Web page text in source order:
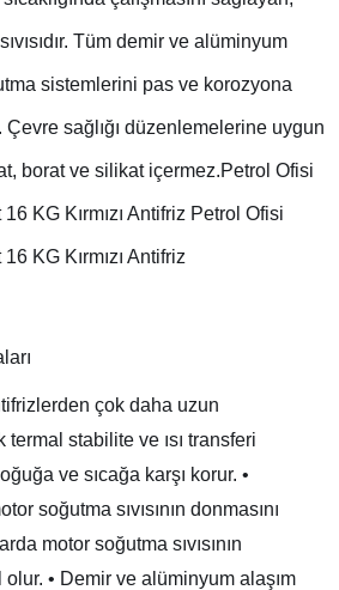
Tüm demir ve alüminyum
sistemlerini pas ve korozyona
Çevre sağlığı düzenlemelerine uygun
borat ve silikat içermez.Petrol Ofisi
KG Kırmızı Antifriz Petrol Ofisi
KG Kırmızı Antifriz
çok daha uzun
termal stabilite ve ısı transferi
ve sıcağa karşı korur. •
soğutma sıvısının donmasını
motor soğutma sıvısının
olur. • Demir ve alüminyum alaşım